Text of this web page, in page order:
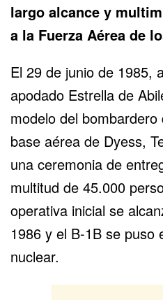
largo alcance y
a la Fuerza Aérea de
El 29 de junio de 1985,
apodado Estrella de
modelo del
base aérea de Dyess,
una ceremonia de
multitud de 45.000
operativa inicial se
1986 y el B-1B se puso
nuclear.